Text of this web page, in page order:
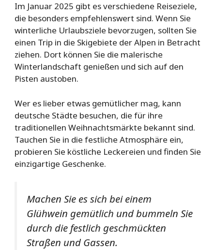
Im Januar 2025 gibt es verschiedene Reiseziele,
die besonders empfehlenswert sind. Wenn Sie
winterliche Urlaubsziele bevorzugen, sollten Sie
einen Trip in die Skigebiete der Alpen in Betracht
ziehen. Dort können Sie die malerische
Winterlandschaft genießen und sich auf den
Pisten austoben.
Wer es lieber etwas gemütlicher mag, kann
deutsche Städte besuchen, die für ihre
traditionellen Weihnachtsmärkte bekannt sind.
Tauchen Sie in die festliche Atmosphäre ein,
probieren Sie köstliche Leckereien und finden Sie
einzigartige Geschenke.
Machen Sie es sich bei einem
Glühwein gemütlich und bummeln Sie
durch die festlich geschmückten
Straßen und Gassen.